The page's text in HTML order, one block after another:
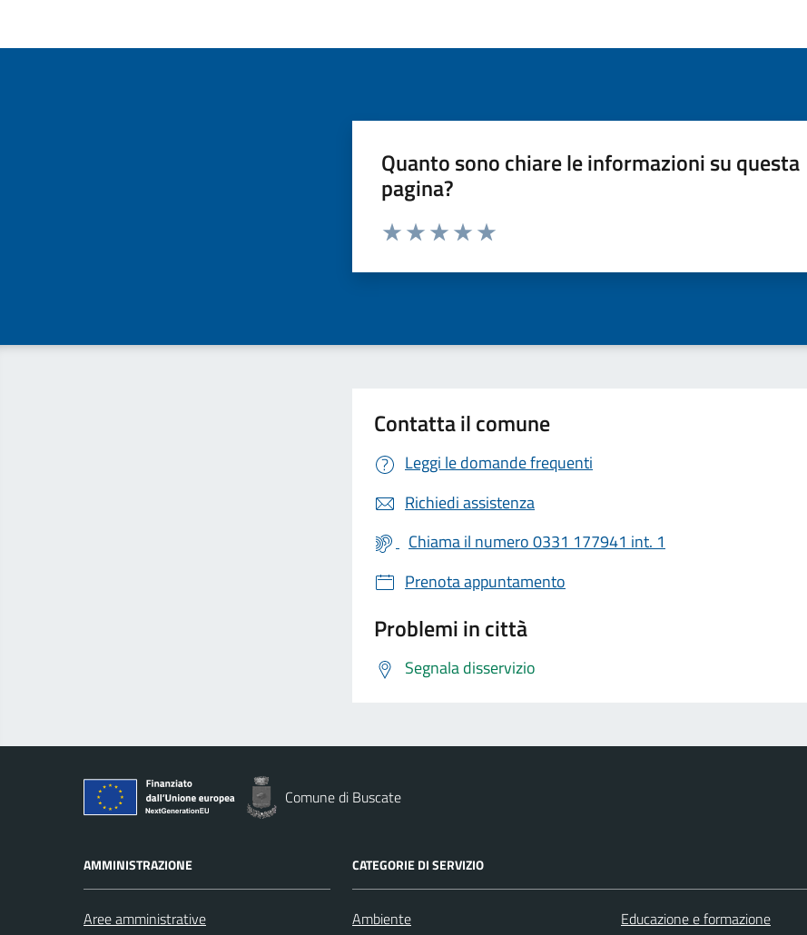
Quanto sono chiare le informazioni su questa
pagina?
Valuta da 1 a 5 stelle la pagina
Contatta il comune
Leggi le domande frequenti
Richiedi assistenza
Chiama il numero 0331 177941 int. 1
Prenota appuntamento
Problemi in città
Segnala disservizio
Comune di Buscate
AMMINISTRAZIONE
Aree amministrative
CATEGORIE DI SERVIZIO
Ambiente
Educazione e formazione